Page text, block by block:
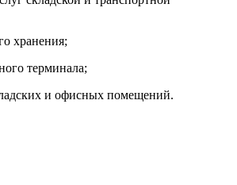
хранения;
терминала;
и офисных помещений.